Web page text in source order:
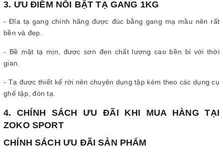
3. ƯU ĐIỂM NỔI BẬT TẠ GANG 1KG
- Đĩa tạ gang chính hãng được đúc bằng gang mạ mầu nên rất
bền và đẹp.
- Bề mặt tạ mịn, được sơn đen chất lượng cao bền bỉ với thời
gian.
- Tạ được thiết kế rời nên chuyên dụng tập kèm theo các dụng cụ
ghế tập, đòn tạ.
4. CHÍNH SÁCH ƯU ĐÃI KHI MUA HÀNG TẠI
ZOKO SPORT
CHÍNH SÁCH ƯU ĐÃI SẢN PHẨM